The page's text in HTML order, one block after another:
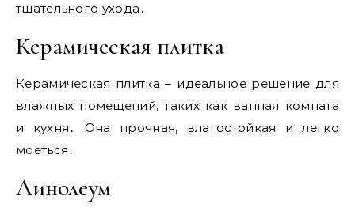
тщательного ухода․
Керамическая плитка
Керамическая плитка – идеальное решение для
влажных помещений‚ таких как ванная комната
и кухня․ Она прочная‚ влагостойкая и легко
моеться․
Линолеум